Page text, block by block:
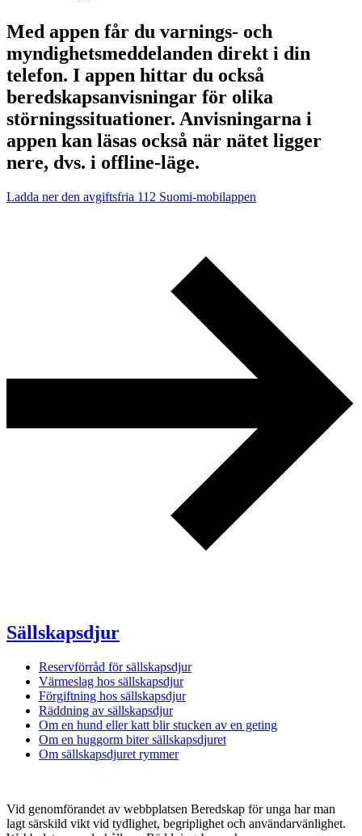
Med appen får du varnings- och
myndighetsmeddelanden direkt i din
telefon. I appen hittar du också
beredskapsanvisningar för olika
störningssituationer. Anvisningarna i
appen kan läsas också när nätet ligger
nere, dvs. i offline-läge.
Ladda ner den avgiftsfria 112 Suomi-mobilappen
Sällskapsdjur
Reservförråd för sällskapsdjur
Värmeslag hos sällskapsdjur
Förgiftning hos sällskapsdjur
Räddning av sällskapsdjur
Om en hund eller katt blir stucken av en geting
Om en huggorm biter sällskapsdjuret
Om sällskapsdjuret rymmer
Vid genomförandet av webbplatsen Beredskap för unga har man
lagt särskild vikt vid tydlighet, begriplighet och användarvänlighet.